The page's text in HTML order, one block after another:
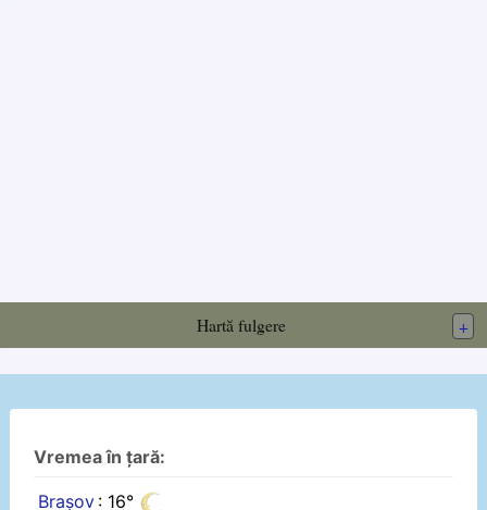
Hartă fulgere +
Vremea în țară:
Brașov : 16°